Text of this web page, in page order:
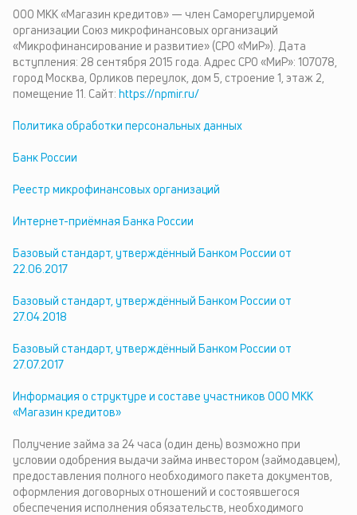
ООО МКК «Магазин кредитов» — член Саморегулируемой
организации Союз микрофинансовых организаций
«Микрофинансирование и развитие» (СРО «МиР»). Дата
вступления: 28 сентября 2015 года. Адрес СРО «МиР»: 107078,
город Москва, Орликов переулок, дом 5, строение 1, этаж 2,
помещение 11. Сайт: https://npmir.ru/
Политика обработки персональных данных
Банк России
Реестр микрофинансовых организаций
Интернет-приёмная Банка России
Базовый стандарт, утверждённый Банком России от
22.06.2017
Базовый стандарт, утверждённый Банком России от
27.04.2018
Базовый стандарт, утверждённый Банком России от
27.07.2017
Информация о структуре и составе участников ООО МКК
«Магазин кредитов»
Получение займа за 24 часа (один день) возможно при
условии одобрения выдачи займа инвестором (займодавцем),
предоставления полного необходимого пакета документов,
оформления договорных отношений и состоявшегося
обеспечения исполнения обязательств, необходимого